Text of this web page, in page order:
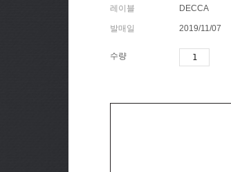
레이블 DECCA
발매일 2019/11/07
수량